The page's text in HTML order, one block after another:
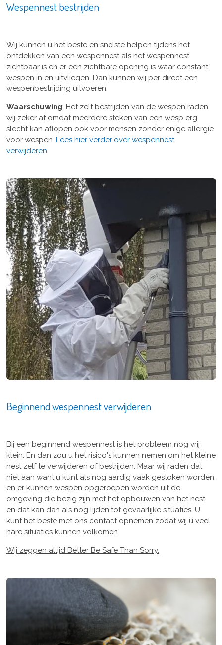
Wespennest bestrijden
Wij kunnen u het beste en snelste helpen tijdens het
ontdekken van een wespennest als het wespennest
zichtbaar is en er een zichtbare opening is waar constant
wespen in en uitvliegen. Dan kunnen wij per direct een
wespenbestrijding uitvoeren.
Waarschuwing: Het zelf bestrijden van de wespen raden
wij zeker af omdat meerdere steken van een wesp erg
slecht kan aflopen ook voor mensen zonder enige allergie
voor wespen. Lees hier verder over wespennest
verwijderen
Beginnend wespennest verwijderen
Bij een beginnend wespennest is het probleem nog vrij
klein. En dan zou u het risico's kunnen nemen om het kleine
nest zelf te verwijderen of bestrijden. Maar wij raden dat
niet aan want u kunt als nog aardig vaak gestoken worden,
en er kunnen wespen opgeroepen worden uit de
omgeving die bezig zijn met het opbouwen van het nest,
en dat kan dan als nog lijden tot gevaarlijke situaties. U
kunt het beste met ons contact opnemen zodat wij u veel
nare situaties kunnen volkomen.
Wij zeggen altijd Better Be Safe Than Sorry.